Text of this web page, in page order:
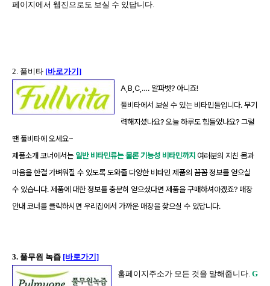
페이지에서 웹진으로도 보실 수 있답니다.
2. 풀비타 [바로가기]
A,B,C,…. 알파벳? 아니죠!
풀비타에서 보실 수 있는 비타민들입니다. 무기
력해지셨나요? 오늘 하루도 힘들었나요? 그럴
땐 풀비타에 오세요~
제품소개 코너에서는 일반 비타민류는 물론 기능성 비타민까지 여러분의 지친 몸과
마음을 한결 가벼워질 수 있도록 도와줄 다양한 비타민 제품의 꼼꼼 정보를 얻으실
수 있습니다. 제품에 대한 정보를 충분히 얻으셨다면 제품을 구매하셔야겠죠? 매장
안내 코너를 클릭하시면 우리집에서 가까운 매장을 찾으실 수 있답니다.
3. 풀무원 녹즙 [바로가기]
홈페이지주소가 모든 것을 말해줍니다. G